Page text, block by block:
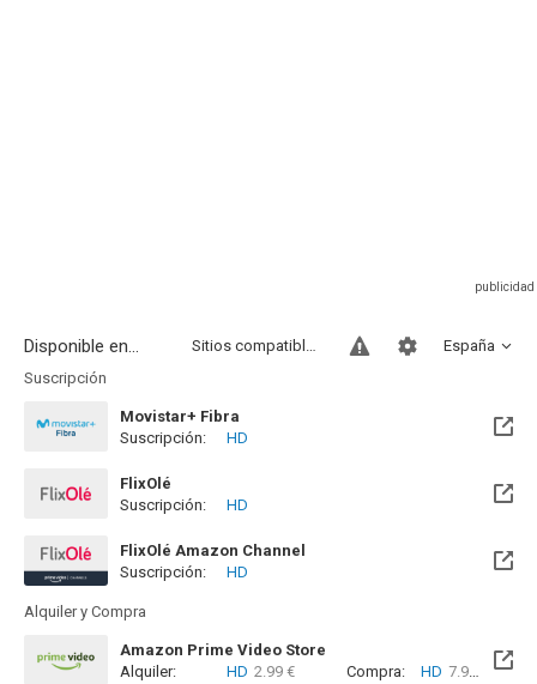
Disponible en... España
Sitios compatibles
Suscripción
Movistar+ Fibra
Disponible hasta el Vie, 01 Ene 2100 (Quedan 73 años)
Suscripción: HD
FlixOlé
Suscripción:
HD
FlixOlé Amazon Channel
Suscripción:
HD
Alquiler y Compra
Amazon Prime Video Store
Alquiler:
HD 2.99 € Compra: HD 7.99 €